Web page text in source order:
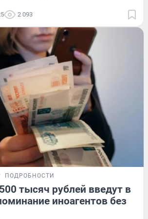
2 093
ПОДРОБНОСТИ
тысяч рублей введут в
иноагентов без